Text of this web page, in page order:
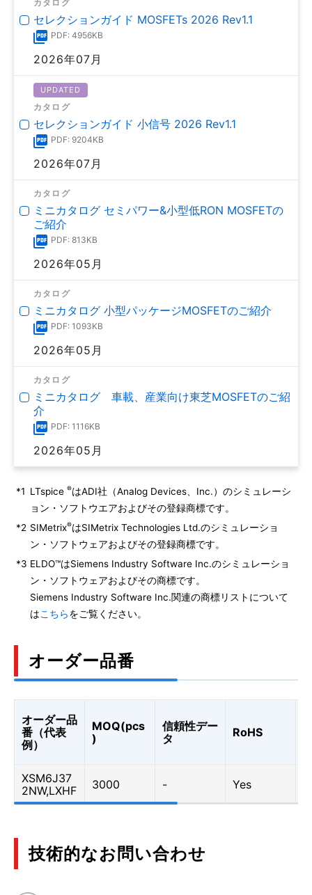
カタログ
セレクションガイド MOSFETs 2026 Rev1.1
PDF: 4956KB
2026年07月
UPDATED
カタログ
セレクションガイド 小信号 2026 Rev1.1
PDF: 9204KB
2026年07月
カタログ
ミニカタログ セミパワー&小型低RON MOSFETの
ご紹介
PDF: 813KB
2026年05月
カタログ
ミニカタログ 小型パッケージMOSFETのご紹介
PDF: 1093KB
2026年05月
カタログ
ミニカタログ 車載、産業向け東芝MOSFETのご紹
介
PDF: 1116KB
2026年05月
*1 LTspice ®はADI社（Analog Devices、Inc.）のシミュレーシ
ョン・ソフトウエアおよびその登録商標です。
*2 SIMetrix®はSIMetrix Technologies Ltd.のシミュレーショ
ン・ソフトウェアおよびその登録商標です。
*3 ELDO™はSiemens Industry Software Inc.のシミュレーショ
ン・ソフトウェアおよびその商標です。
Siemens Industry Software Inc.関連の商標リストについて
はこちらをご覧ください。
オーダー品番
オーダー品
番（代表
例）
MOQ(pcs
)
信頼性デー
タ
RoHS
XSM6J37
2NW,LXHF
3000 - Yes
技術的なお問い合わせ